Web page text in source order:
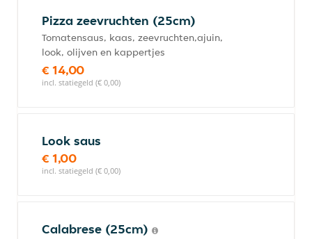
Pizza zeevruchten (25cm)
Tomatensaus, kaas, zeevruchten,ajuin,
look, olijven en kappertjes
€ 14,00
incl. statiegeld (€ 0,00)
Look saus
€ 1,00
incl. statiegeld (€ 0,00)
Calabrese (25cm)